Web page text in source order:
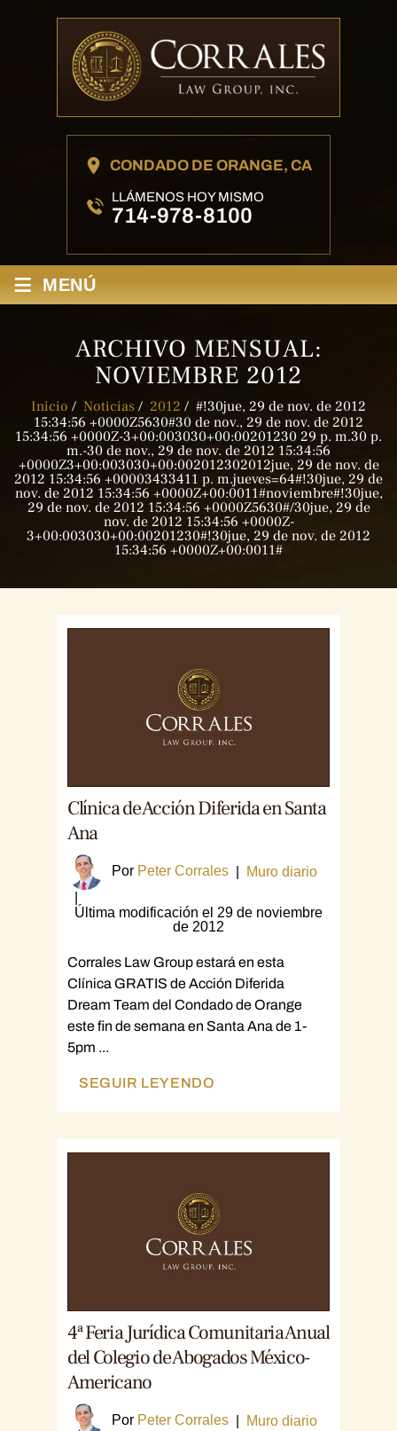
CONDADO DE ORANGE, CA
LLÁMENOS HOY MISMO
714-978-8100
≡ MENÚ
ARCHIVO MENSUAL:
NOVIEMBRE 2012
Inicio / Noticias / 2012 / #!30jue, 29 de nov. de 2012
15:34:56 +0000Z5630#30 de nov., 29 de nov. de 2012
15:34:56 +0000Z-3+00:003030+00:00201230 29 p. m.30 p.
m.-30 de nov., 29 de nov. de 2012 15:34:56
+0000Z3+00:003030+00:002012302012jue, 29 de nov. de
2012 15:34:56 +00003433411 p. m.jueves=64#!30jue, 29 de
nov. de 2012 15:34:56 +0000Z+00:0011#noviembre#!30jue,
29 de nov. de 2012 15:34:56 +0000Z5630#/30jue, 29 de
nov. de 2012 15:34:56 +0000Z-
3+00:003030+00:00201230#!30jue, 29 de nov. de 2012
15:34:56 +0000Z+00:0011#
Clínica de Acción Diferida en Santa
Ana
Por Peter Corrales
Muro diario
Última modificación el 29 de noviembre
de 2012
Corrales Law Group estará en esta
Clínica GRATIS de Acción Diferida
Dream Team del Condado de Orange
este fin de semana en Santa Ana de 1-
5pm ...
SEGUIR LEYENDO
4ª Feria Jurídica Comunitaria Anual
del Colegio de Abogados México-
Americano
Por Peter Corrales
Muro diario